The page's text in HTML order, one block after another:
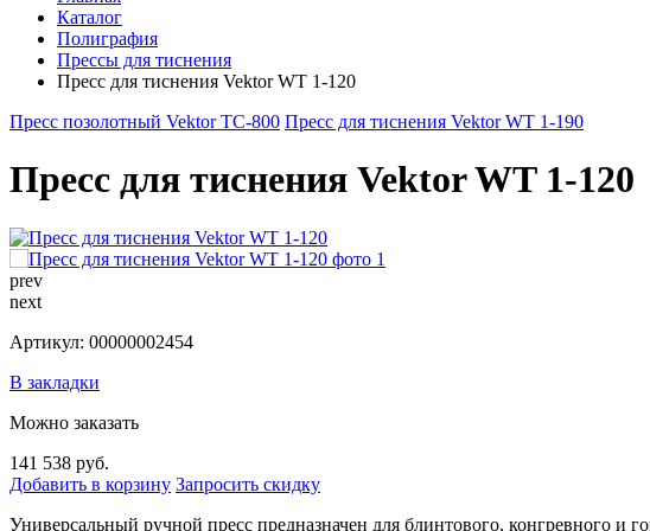
Каталог
Полиграфия
Прессы для тиснения
Пресс для тиснения Vektor WT 1-120
Пресс позолотный Vektor TC-800 Пресс для тиснения Vektor WT 1-190
Пресс для тиснения Vektor WT 1-120
prev
next
Артикул: 00000002454
В закладки
Можно заказать
141 538 руб.
Добавить в корзину Запросить скидку
Универсальный ручной пресс предназначен для блинтового, конгревного и